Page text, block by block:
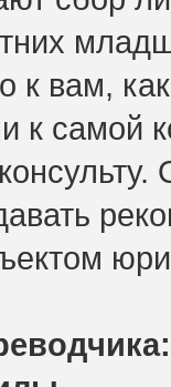
к вам,
к самой